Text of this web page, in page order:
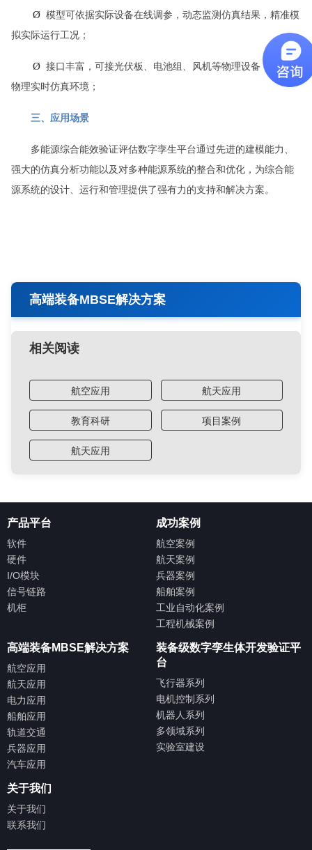
Ø 模型可依据实际设备在线调参，动态监测仿真结果，精准模
拟实际运行工况；
Ø 接口丰富，可接光伏板、电池组、风机等物理设备，构建半
物理实时仿真环境；
三、应用场景
多能源综合能效验证评估数字孪生平台通过先进的建模能力、
强大的仿真分析功能以及对多种能源系统的整合和优化，为综合能
源系统的设计、运行和管理提供了强有力的支持和解决方案。
高端装备MBSE解决方案
相关阅读
航空应用 航天应用
教育科研 项目案例
航天应用
产品平台
软件
硬件
I/O模块
信号链路
机柜
成功案例
航空案例
航天案例
兵器案例
船舶案例
工业自动化案例
工程机械案例
高端装备MBSE解决方案
航空应用
航天应用
电力应用
船舶应用
轨道交通
兵器应用
汽车应用
装备级数字孪生体开发验证平
台
飞行器系列
电机控制系列
机器人系列
多领域系列
实验室建设
关于我们
关于我们
联系我们